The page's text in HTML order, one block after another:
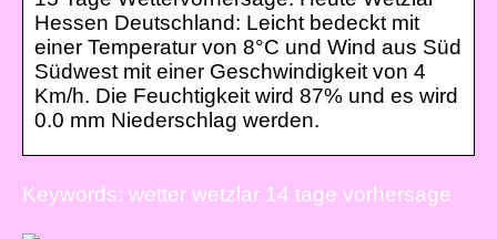
Hessen Deutschland: Leicht bedeckt mit
einer Temperatur von 8°C und Wind aus Süd
Südwest mit einer Geschwindigkeit von 4
Km/h. Die Feuchtigkeit wird 87% und es wird
0.0 mm Niederschlag werden.
Keywords: wetter wetzlar 14 tage vorhersage